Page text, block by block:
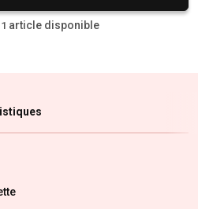
1 article disponible